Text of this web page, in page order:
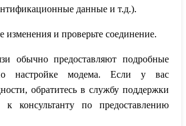
данные и т.д.).
изменения и проверьте соединение.
обычно предоставляют подробные
настройке модема. Если у вас
обратитесь в службу поддержки
к консультанту по предоставлению